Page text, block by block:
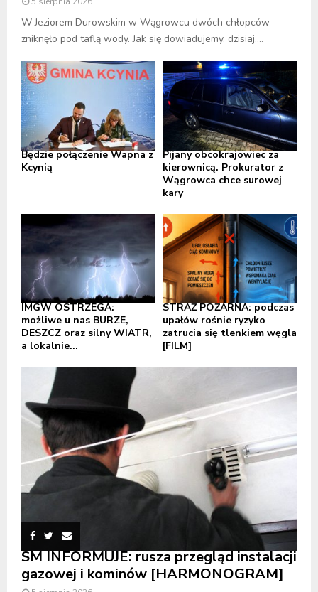
W Jeziorem Durowskim w Wągrowcu dwóch chłopców
zniknęło pod taflą wody. Jak się dowiadujemy, dzisiaj,...
Będzie połączenie Wapna z
Kcynią
Pijany obcokrajowiec za
kierownicą. Prokurator z
Wągrowca chce surowej
kary
IMGW OSTRZEGA:
możliwe u nas BURZE,
DESZCZ oraz silny WIATR,
a lokalnie...
STRAŻ POŻARNA: podczas
upałów rośnie ryzyko
zatrucia się tlenkiem węgla
[FILM]
SM INFORMUJE: rusza przegląd instalacji
gazowej i kominów [HARMONOGRAM]